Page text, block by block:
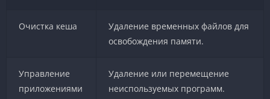
Очистка кеша
Удаление временных файлов для
освобождения памяти.
Управление
приложениями
Удаление или перемещение
неиспользуемых программ.